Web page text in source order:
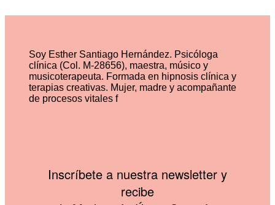
Soy Esther Santiago Hernández. Psicóloga
clínica (Col. M-28656), maestra, músico y
musicoterapeuta. Formada en hipnosis clínica y
terapias creativas. Mujer, madre y acompañante
de procesos vitales f